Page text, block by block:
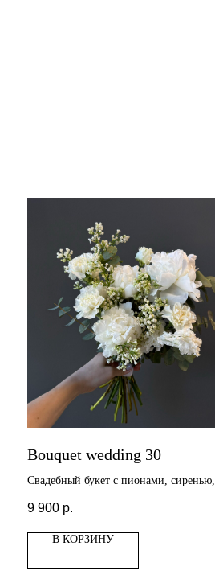
Bouquet wedding 30
Свадебный букет с пионами, сиренью,
9 900 р.
В КОРЗИНУ